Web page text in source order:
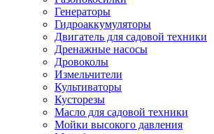
Генераторы
Гидроаккумуляторы
Двигатель для садовой техники
Дренажные насосы
Дровоколы
Измельчители
Культиваторы
Кусторезы
Масло для садовой техники
Мойки высокого давления